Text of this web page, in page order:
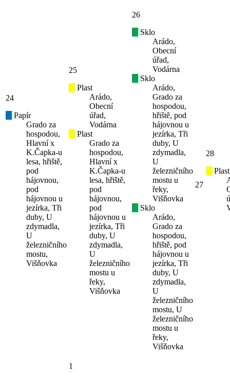
24
Papír
Grado za
hospodou,
Hlavní x
K.Čapka-u
lesa, hřiště,
pod
hájovnou,
pod
hájovnou u
jezírka, Tři
duby, U
zdymadla,
U
železničního
mostu,
Višňovka
25
Plast
Arádo,
Obecní
úřad,
Vodárna
Plast
Grado za
hospodou,
Hlavní x
K.Čapka-u
lesa, hřiště,
pod
hájovnou,
pod
hájovnou u
jezírka, Tři
duby, U
zdymadla,
U
železničního
mostu u
řeky,
Višňovka
26
Sklo
Arádo,
Obecní
úřad,
Vodárna
Sklo
Arádo,
Grado za
hospodou,
hřiště, pod
hájovnou u
jezírka, Tři
duby, U
zdymadla,
U
železničního
mostu u
řeky,
Višňovka
Sklo
Arádo,
Grado za
hospodou,
hřiště, pod
hájovnou u
jezírka, Tři
duby, U
zdymadla,
U
železničního
mostu, U
železničního
mostu u
řeky,
Višňovka
27
28
Plast
1